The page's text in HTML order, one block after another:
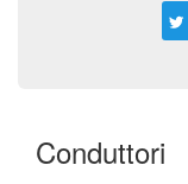
Conduttori